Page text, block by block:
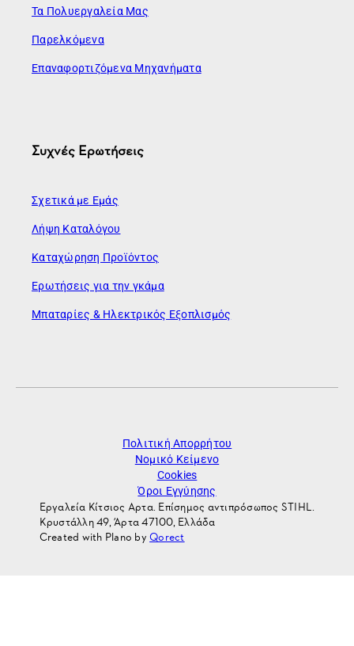
Τα Πολυεργαλεία Μας
Παρελκόμενα
Επαναφορτιζόμενα Μηχανήματα
Συχνές Ερωτήσεις
Σχετικά με Εμάς
Λήψη Καταλόγου
Καταχώρηση Προϊόντος
Ερωτήσεις για την γκάμα
Μπαταρίες & Ηλεκτρικός Εξοπλισμός
Πολιτική Απορρήτου
Νομικό Κείμενο
Cookies
Όροι Εγγύησης
Εργαλεία Κίτσιος Αρτα. Επίσημος αντιπρόσωπος STIHL.
Κρυστάλλη 49, Άρτα 47100, Ελλάδα
Created with Plano byQorect